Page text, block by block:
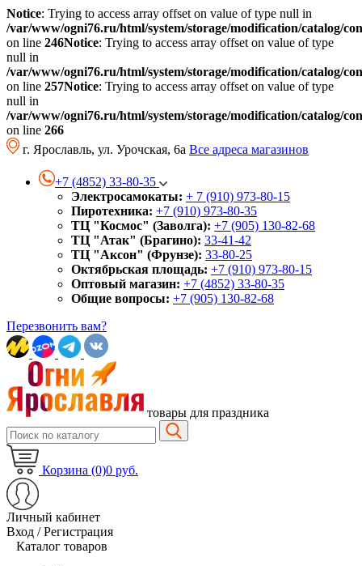
Notice: Trying to access array offset on value of type null in
/var/www/ogni76.ru/html/system/storage/modification/catalog/
on line 246Notice: Trying to access array offset on value of type
null in
/var/www/ogni76.ru/html/system/storage/modification/catalog/
on line 257Notice: Trying to access array offset on value of type
null in
/var/www/ogni76.ru/html/system/storage/modification/catalog/
on line 266
г. Ярославль, ул. Урочская, 6а Все адреса магазинов
+7 (4852) 33-80-35
Электросамокаты: + 7 (910) 973-80-15
Пиротехника: +7 (910) 973-80-35
ТЦ "Космос" (Заволга): +7 (905) 130-82-68
ТЦ "Атак" (Брагино): 33-41-42
ТЦ "Аксон" (Фрунзе): 33-80-25
Октябрьская площадь: +7 (910) 973-80-15
Оптовый магазин: +7 (4852) 33-80-35
Общие вопросы: +7 (905) 130-82-68
Перезвонить вам?
товары для праздника
Корзина (0)0 руб.
Личный кабинет
Вход / Регистрация
Каталог товаров